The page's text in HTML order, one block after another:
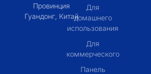
Провинция
Гуандонг, Китай
Для
домашнего
использования
Для
коммерческого
Панель